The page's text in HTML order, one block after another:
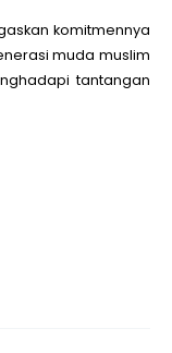
komitmennya
muda muslim
tantangan